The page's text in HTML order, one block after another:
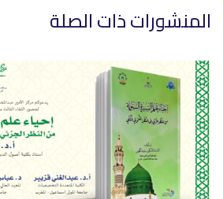
المنشورات ذات الصلة